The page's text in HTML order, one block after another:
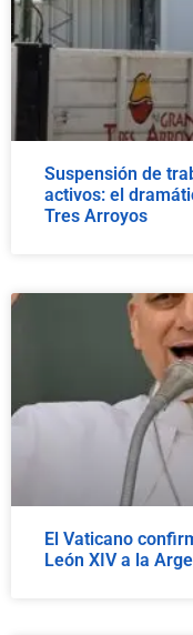
Suspensión de
activos: el
Tres Arroyos
El Vaticano
León XIV a la